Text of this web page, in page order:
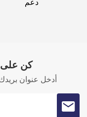
دعم
كن على
أدخل عنوان